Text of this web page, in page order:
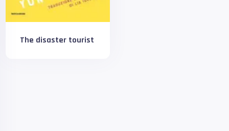
The disaster tourist